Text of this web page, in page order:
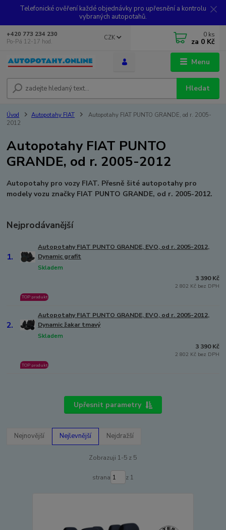
Telefonické ověření každé objednávky pro upřesnění a kontrolu
vybraných autopotahů.
Menu
CZK
Hledat
+420 773 234 230
Po-Pá 12-17 hod.
0 ks
za 0 Kč
Úvod Autopotahy FIAT
Autopotahy FIAT PUNTO GRANDE, od r. 2005-
2012
Autopotahy FIAT PUNTO
GRANDE, od r. 2005-2012
Autopotahy pro vozy FIAT. Přesně šité autopotahy pro
modely vozu značky FIAT PUNTO GRANDE, od r. 2005-2012.
Nejprodávanější
1.
Autopotahy FIAT PUNTO GRANDE, EVO, od r. 2005-2012,
Dynamic grafit
Skladem
TOP produkt
3 390 Kč
2 802 Kč bez DPH
2.
Autopotahy FIAT PUNTO GRANDE, EVO, od r. 2005-2012,
Dynamic žakar tmavý
Skladem
TOP produkt
3 390 Kč
2 802 Kč bez DPH
Upřesnit parametry
Nejnovější Nejlevnější Nejdražší
Zobrazuji 1-5 z 5
strana z 1